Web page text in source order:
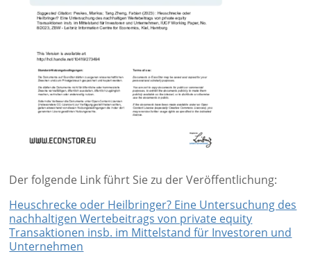
Der folgende Link führt Sie zu der Veröffentlichung:
Heuschrecke oder Heilbringer? Eine Untersuchung des
nachhaltigen Wertebeitrags von private equity
Transaktionen insb. im Mittelstand für Investoren und
Unternehmen